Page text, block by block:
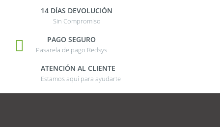
14 DÍAS DEVOLUCIÓN
Sin Compromiso
PAGO SEGURO
Pasarela de pago Redsys
ATENCIÓN AL CLIENTE
Estamos aquí para ayudarte